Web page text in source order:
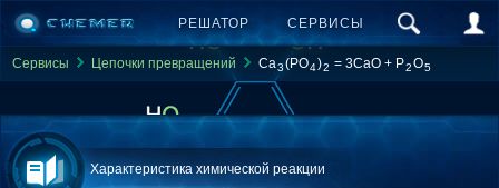
РЕШАТОР СЕРВИСЫ
Сервисы Цепочки превращений Ca3(PO4)2 = 3CaO + P2O5
Характеристика химической реакции